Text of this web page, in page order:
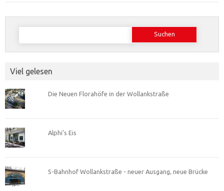
Suchen
Viel gelesen
Die Neuen Florahöfe in der Wollankstraße
Alphi’s Eis
S-Bahnhof Wollankstraße - neuer Ausgang, neue Brücke